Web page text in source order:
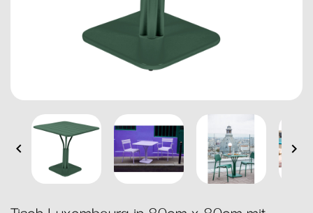
 